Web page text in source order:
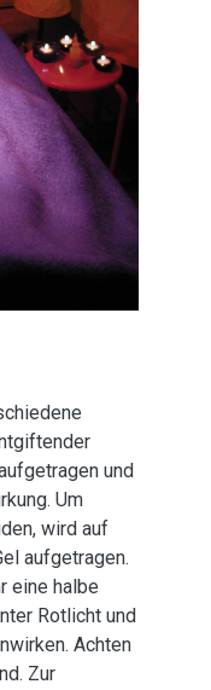
und
Um
wird auf
aufgetragen.
eine halbe
Rotlicht und
Achten
Zur